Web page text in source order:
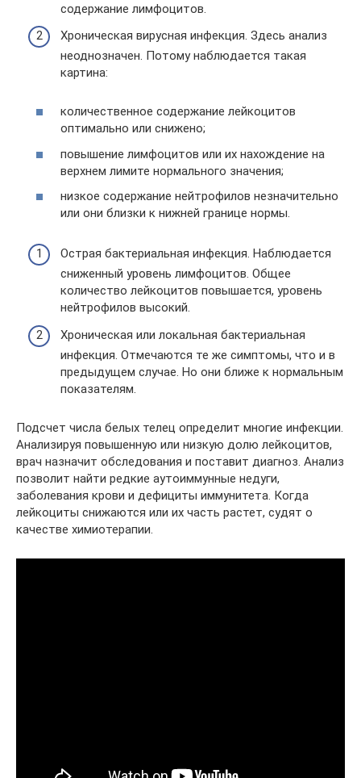
содержание лимфоцитов.
Хроническая вирусная инфекция. Здесь анализ
неоднозначен. Потому наблюдается такая
картина:
количественное содержание лейкоцитов
оптимально или снижено;
повышение лимфоцитов или их нахождение на
верхнем лимите нормального значения;
низкое содержание нейтрофилов незначительно
или они близки к нижней границе нормы.
Острая бактериальная инфекция. Наблюдается
сниженный уровень лимфоцитов. Общее
количество лейкоцитов повышается, уровень
нейтрофилов высокий.
Хроническая или локальная бактериальная
инфекция. Отмечаются те же симптомы, что и в
предыдущем случае. Но они ближе к нормальным
показателям.
Подсчет числа белых телец определит многие инфекции.
Анализируя повышенную или низкую долю лейкоцитов,
врач назначит обследования и поставит диагноз. Анализ
позволит найти редкие аутоиммунные недуги,
заболевания крови и дефициты иммунитета. Когда
лейкоциты снижаются или их часть растет, судят о
качестве химиотерапии.